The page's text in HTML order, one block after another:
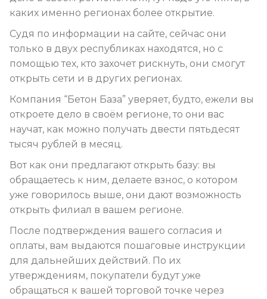
каких именно регионах более открытие.
Судя по информации на сайте, сейчас они
только в двух республиках находятся, но с
помощью тех, кто захочет рискнуть, они смогут
открыть сети и в других регионах.
Компания “Бетон База” уверяет, будто, ежели вы
откроете дело в своём регионе, то они вас
научат, как можно получать двести пятьдесят
тысяч рублей в месяц.
Вот как они предлагают открыть базу: вы
обращаетесь к ним, делаете взнос, о котором
уже говорилось выше, они дают возможность
открыть филиал в вашем регионе.
После подтверждения вашего согласия и
оплаты, вам выдаются пошаговые инструкции
для дальнейших действий. По их
утверждениям, покупатели будут уже
обращаться к вашей торговой точке через